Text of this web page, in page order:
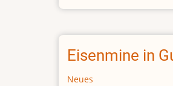
Millionen
vor
Krieg
Eisenmine in
Neues